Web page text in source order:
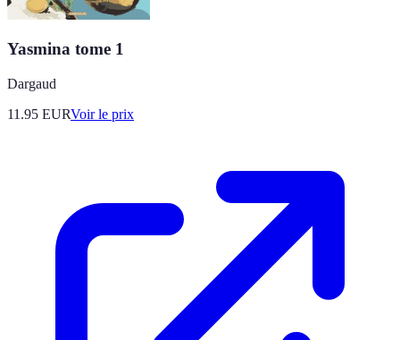
Yasmina tome 1
Dargaud
11.95 EURVoir le prix